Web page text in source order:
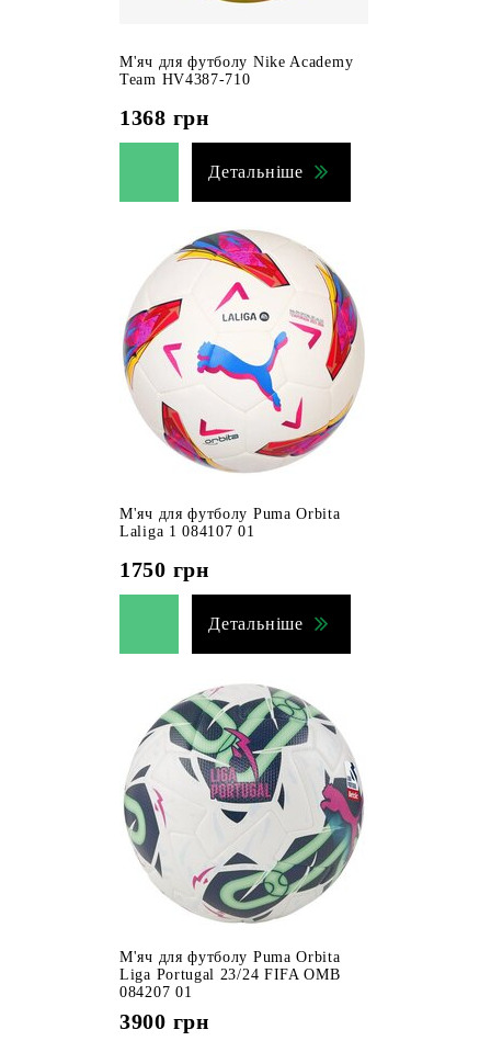
М'яч для футболу Nike Academy
Team HV4387-710
1368 грн
Детальніше
М'яч для футболу Puma Orbita
Laliga 1 084107 01
1750 грн
Детальніше
М'яч для футболу Puma Orbita
Liga Portugal 23/24 FIFA OMB
084207 01
3900 грн